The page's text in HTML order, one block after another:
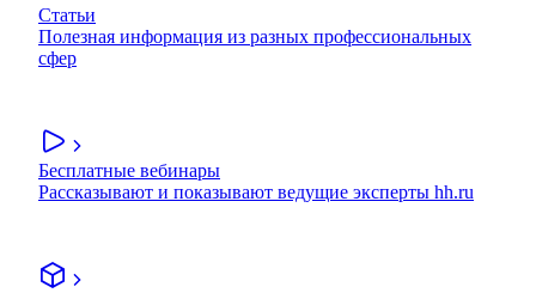
Статьи
Полезная информация из разных профессиональных
сфер
Бесплатные вебинары
Рассказывают и показывают ведущие эксперты hh.ru